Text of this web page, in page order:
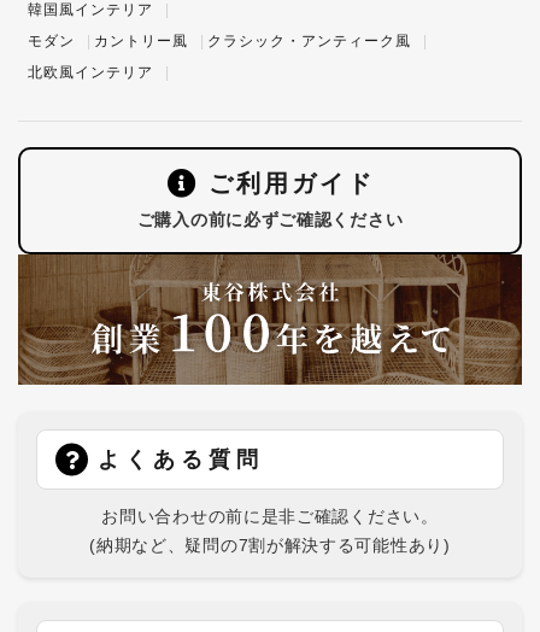
韓国風インテリア
モダン
カントリー風
クラシック・アンティーク風
北欧風インテリア
ご利用ガイド
ご購入の前に必ずご確認ください
よくある質問
お問い合わせの前に是非ご確認ください。
(納期など、疑問の7割が解決する可能性あり)